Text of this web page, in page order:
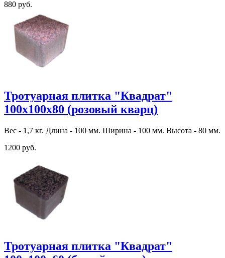
880 руб.
Тротуарная плитка "Квадрат"
100х100х80 (розовый кварц)
Вес - 1,7 кг. Длина - 100 мм. Ширина - 100 мм. Высота - 80 мм.
1200 руб.
Тротуарная плитка "Квадрат"